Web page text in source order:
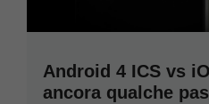
Android 4 ICS vs
ancora qualche